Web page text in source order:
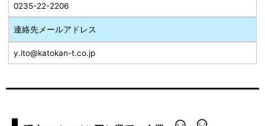
0235-22-2206
連絡先メールアドレス
y.ito@katokan-t.co.jp